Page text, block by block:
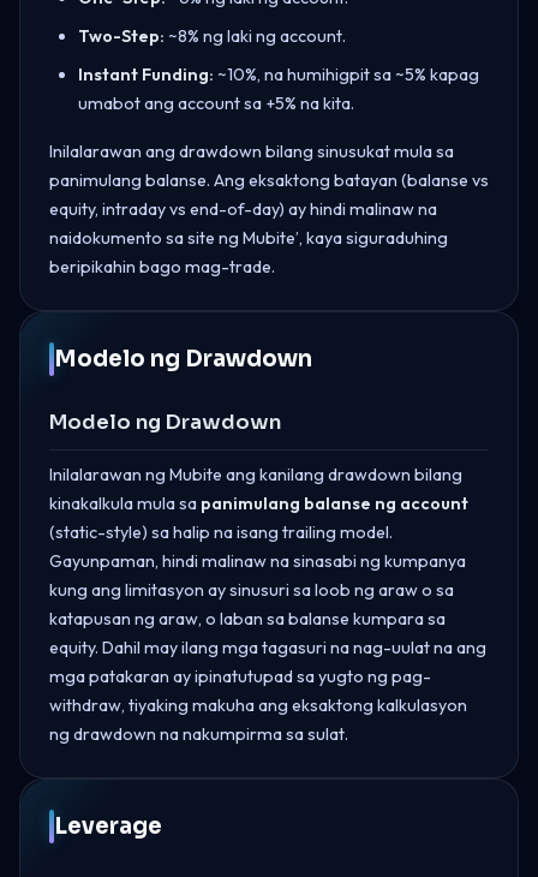
Two-Step: ~8% ng laki ng account.
Instant Funding: ~10%, na humihigpit sa ~5% kapag
umabot ang account sa +5% na kita.
Inilalarawan ang drawdown bilang sinusukat mula sa
panimulang balanse. Ang eksaktong batayan (balanse vs
equity, intraday vs end-of-day) ay hindi malinaw na
naidokumento sa site ng Mubite’, kaya siguraduhing
beripikahin bago mag-trade.
Modelo ng Drawdown
Modelo ng Drawdown
Inilalarawan ng Mubite ang kanilang drawdown bilang
kinakalkula mula sa panimulang balanse ng account
(static-style) sa halip na isang trailing model.
Gayunpaman, hindi malinaw na sinasabi ng kumpanya
kung ang limitasyon ay sinusuri sa loob ng araw o sa
katapusan ng araw, o laban sa balanse kumpara sa
equity. Dahil may ilang mga tagasuri na nag-uulat na ang
mga patakaran ay ipinatutupad sa yugto ng pag-
withdraw, tiyaking makuha ang eksaktong kalkulasyon
ng drawdown na nakumpirma sa sulat.
Leverage